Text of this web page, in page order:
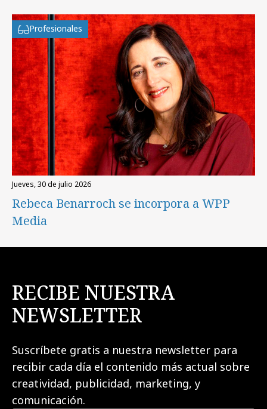
Profesionales
jueves, 30 de julio 2026
Rebeca Benarroch se incorpora a WPP
Media
RECIBE NUESTRA
NEWSLETTER
Suscríbete gratis a nuestra newsletter para
recibir cada día el contenido más actual sobre
creatividad, publicidad, marketing, y
comunicación.